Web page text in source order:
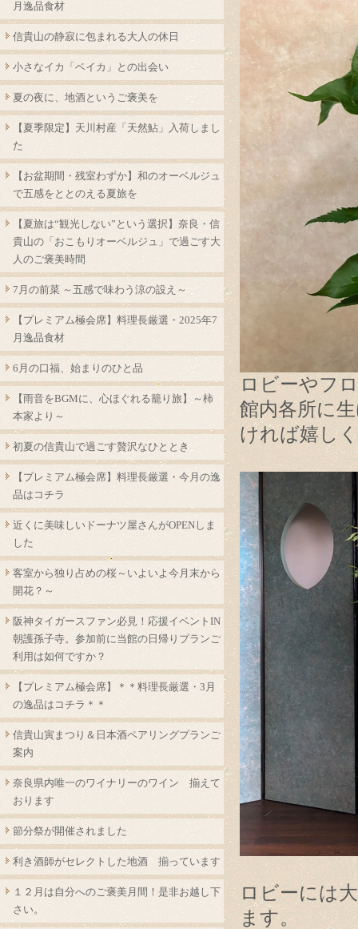
ロビーやフ
館内各所に
ければ嬉し
ロビーには
ます。
月逸品食材
信貴山の静寂に包まれる大人の休日
小さなイカ「ベイカ」との出会い
夏の夜に、地酒というご褒美を
【夏季限定】天川村産「天然鮎」入荷しまし
た
【お盆期間・残室わずか】和のオーベルジュ
で五感をととのえる夏旅を
【夏旅は“観光しない”という選択】奈良・信
貴山の「おこもりオーベルジュ」で過ごす大
人のご褒美時間
7月の前菜 ～五感で味わう涼の設え～
【プレミアム極会席】料理長厳選・2025年7
月逸品食材
6月の口福、始まりのひと品
【雨音をBGMに、心ほぐれる籠り旅】～柿
本家より～
初夏の信貴山で過ごす贅沢なひととき
【プレミアム極会席】料理長厳選・今月の逸
品はコチラ
近くに美味しいドーナツ屋さんがOPENしま
した
客室から独り占めの桜～いよいよ今月末から
開花？～
阪神タイガースファン必見！応援イベントIN
朝護孫子寺。参加前に当館の日帰りプランご
利用は如何ですか？
【プレミアム極会席】＊＊料理長厳選・3月
の逸品はコチラ＊＊
信貴山寅まつり＆日本酒ペアリングプランご
案内
奈良県内唯一のワイナリーのワイン 揃えて
おります
節分祭が開催されました
利き酒師がセレクトした地酒 揃っています
１２月は自分へのご褒美月間！是非お越し下
さい。